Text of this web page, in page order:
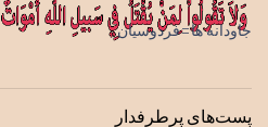
جاودانه ها=فردوسیان
پست‌های پرطرفدار